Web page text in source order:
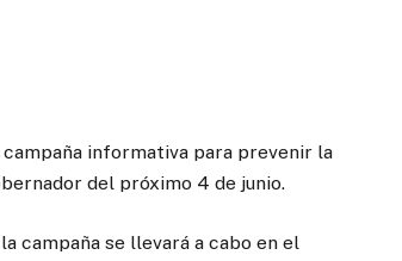
informativa para prevenir la
del próximo 4 de junio.
campaña se llevará a cabo en el